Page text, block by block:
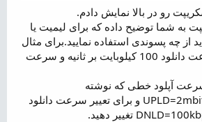
به شما توضیح داده که برای لیمیت یا
از چه پسوندی استفاده نمایید.برای مثال
من من میخواهم سرعت دانلود 100 کیلوبایت بر ثانیه و سرعت
سرعت آپلود خطی که نوشته
UPLD=1mbit را به UPLD=2mbit و برای تعییر سرعت دانلود